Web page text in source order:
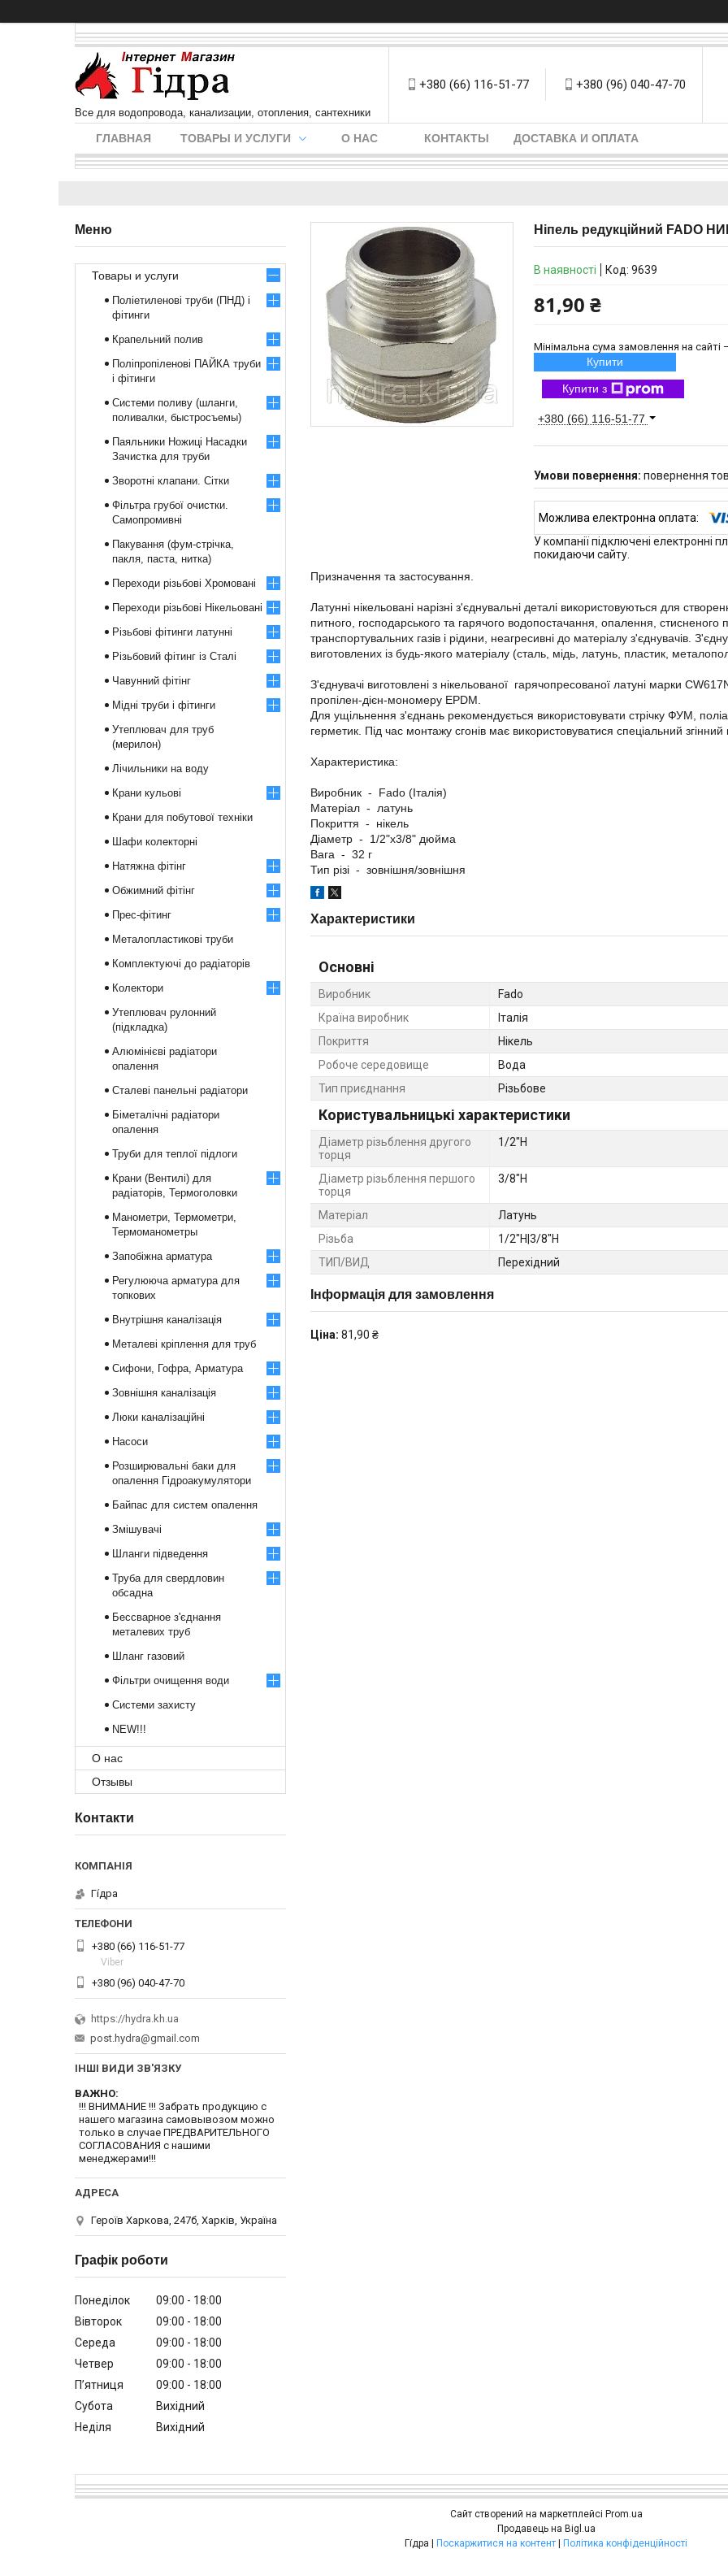
Все для водопровода, канализации, отопления, сантехники
+380 (66) 116-51-77 +380 (96) 040-47-70
ГЛАВНАЯ ТОВАРЫ И УСЛУГИ О НАС КОНТАКТЫ ДОСТАВКА И ОПЛАТА
Ніпель редукційний FADO
В наявності Код: 9639
81,90 ₴
Мінімальна сума замовлення на сайті
Купити
Купити з
+380 (66) 116-51-77
повернення
У компанії підключені електронні
покидаючи сайту.
Призначення та застосування.
Латунні нікельовані нарізні з'єднувальні деталі використовуються для
питного, господарського та гарячого водопостачання, опалення, стисненого
транспортувальних газів і рідини, неагресивні до матеріалу з'єднувачів.
виготовлених із будь-якого матеріалу (сталь, мідь, латунь, пластик,
З'єднувачі виготовлені з нікельованої гарячопресованої латуні марки
пропілен-дієн-мономеру EPDM.
Для ущільнення з'єднань рекомендується використовувати стрічку ФУМ,
герметик. Під час монтажу сгонів має використовуватися спеціальний згінний
Характеристика:
Виробник - Fado (Італія)
Матеріал - латунь
Покриття - нікель
Діаметр - 1/2"x3/8" дюйма
Вага - 32 г
Тип різі - зовнішня/зовнішня
Характеристики
Основні
Виробник
Fado
Країна виробник
Італія
Покриття
Нікель
Робоче середовище
Вода
Тип приєднання
Різьбове
Користувальницькі характеристики
Діаметр різьблення другого
торця
1/2"Н
Діаметр різьблення першого
торця
3/8"Н
Матеріал
Латунь
Різьба
1/2"Н|3/8"Н
ТИП/ВИД
Перехідний
Інформація для замовлення
Ціна: 81,90 ₴
Товары и услуги
Поліетиленові труби (ПНД) і
фітинги
Крапельний полив
Поліпропіленові ПАЙКА труби
і фітинги
Системи поливу (шланги,
поливалки, быстросъемы)
Паяльники Ножиці Насадки
Зачистка для труби
Зворотні клапани. Сітки
Фільтра грубої очистки.
Самопромивні
Пакування (фум-стрічка,
пакля, паста, нитка)
Переходи різьбові Хромовані
Переходи різьбові Нікельовані
Різьбові фітинги латунні
Різьбовий фітинг із Сталі
Чавунний фітінг
Мідні труби і фітинги
Утеплювач для труб
(мерилон)
Лічильники на воду
Крани кульові
Крани для побутової техніки
Шафи колекторні
Натяжна фітінг
Обжимний фітінг
Прес-фітинг
Металопластикові труби
Комплектуючі до радіаторів
Колектори
Утеплювач рулонний
(підкладка)
Алюмінієві радіатори
опалення
Сталеві панельні радіатори
Біметалічні радіатори
опалення
Труби для теплої підлоги
Крани (Вентилі) для
радіаторів, Термоголовки
Манометри, Термометри,
Термоманометры
Запобіжна арматура
Регулююча арматура для
топкових
Внутрішня каналізація
Металеві кріплення для труб
Сифони, Гофра, Арматура
Зовнішня каналізація
Люки каналізаційні
Насоси
Розширювальні баки для
опалення Гідроакумулятори
Байпас для систем опалення
Змішувачі
Шланги підведення
Труба для свердловин
обсадна
Бессварное з'єднання
металевих труб
Шланг газовий
Фільтри очищення води
Системи захисту
NEW!!!
О нас
Отзывы
Контакти
Гі́дра
+380 (66) 116-51-77
Viber
+380 (96) 040-47-70
https://hydra.kh.ua
post.hydra@gmail.com
ІНШІ ВИДИ ЗВ'ЯЗКУ
ВАЖНО
!!! ВНИМАНИЕ !!! Забрать продукцию с
нашего магазина самовывозом можно
только в случае ПРЕДВАРИТЕЛЬНОГО
СОГЛАСОВАНИЯ с нашими
менеджерами!!!
Героїв Харкова, 247б, Харків, Україна
Графік роботи
Понеділок 09:00
18:00
Вівторок
09:00
18:00
Середа
09:00
18:00
Четвер
09:00
18:00
Пʼятниця
09:00
18:00
Субота
Вихідний
Неділя
Вихідний
Сайт створений на маркетплейсі Prom.ua
Продавець на Bigl.ua
Гі́дра | Поскаржитися на контент | Політика конфіденційності